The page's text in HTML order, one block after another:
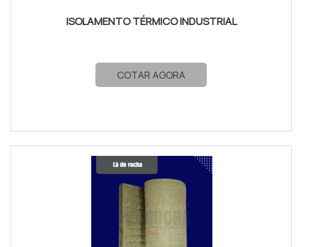
ISOLAMENTO TÉRMICO INDUSTRIAL
COTAR AGORA